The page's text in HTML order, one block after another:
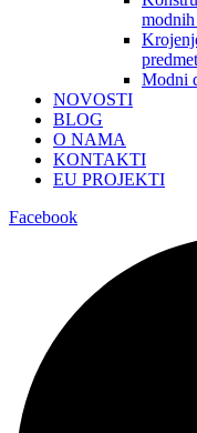
Modni
NOVOSTI
BLOG
O NAMA
KONTAKTI
EU PROJEKTI
Facebook